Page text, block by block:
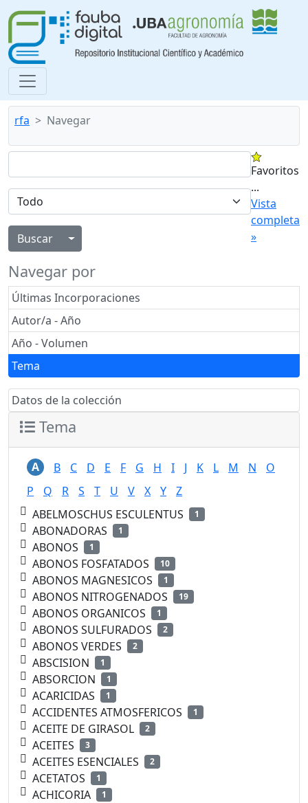
rfa Navegar
Alternar menú desplegable
Favoritos
...
Vista
completa
»
Navegar por
Últimas Incorporaciones
Autor/a - Año
Año - Volumen
Tema
Datos de la colección
Tema
A B C D E F G H I J K L M N
O
P
Q R S T U V X Y
Z
ABELMOSCHUS ESCULENTUS
1
ABONADORAS 1
ABONOS 1
ABONOS FOSFATADOS 10
ABONOS MAGNESICOS 1
ABONOS NITROGENADOS 19
ABONOS ORGANICOS 1
ABONOS SULFURADOS 2
ABONOS VERDES 2
ABSCISION 1
ABSORCION 1
ACARICIDAS 1
ACCIDENTES ATMOSFERICOS 1
ACEITE DE GIRASOL 2
ACEITES 3
ACEITES ESENCIALES 2
ACETATOS 1
ACHICORIA 1